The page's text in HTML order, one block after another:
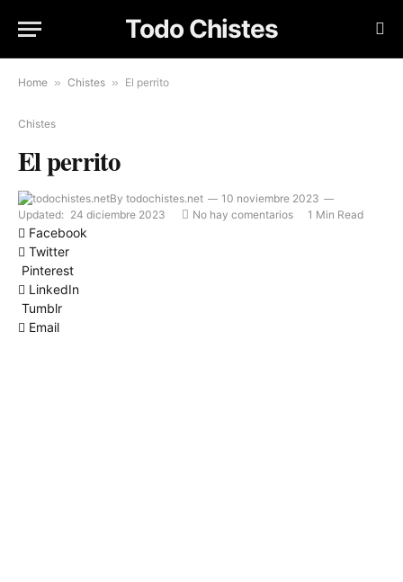
Todo Chistes
Home » Chistes » El perrito
Chistes
El perrito
By todochistes.net
10 noviembre 2023
Updated: 24 diciembre 2023 No hay comentarios 1 Min Read
Facebook
Twitter
Pinterest
LinkedIn
Tumblr
Email